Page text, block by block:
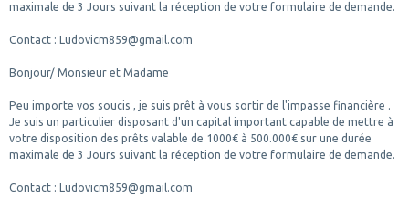
maximale de 3 Jours suivant la réception de votre formulaire de demande.
Contact : Ludovicm859@gmail.com
Bonjour/ Monsieur et Madame
Peu importe vos soucis , je suis prêt à vous sortir de l'impasse financière .
Je suis un particulier disposant d'un capital important capable de mettre à
votre disposition des prêts valable de 1000€ à 500.000€ sur une durée
maximale de 3 Jours suivant la réception de votre formulaire de demande.
Contact : Ludovicm859@gmail.com